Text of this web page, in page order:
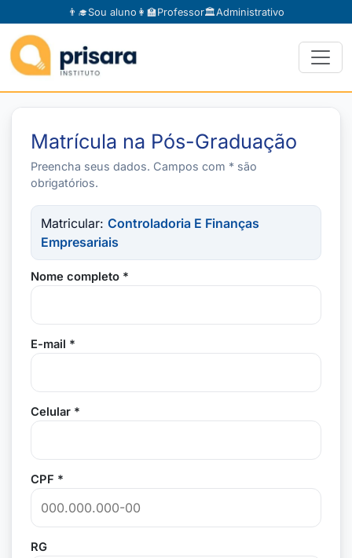
👨‍🎓Sou aluno 👩‍🏫Professor🏛️Administrativo
Matrícula na Pós-Graduação
Preencha seus dados. Campos com * são
obrigatórios.
Matricular: Controladoria E Finanças
Empresariais
Nome completo *
E-mail *
Celular *
CPF *
RG